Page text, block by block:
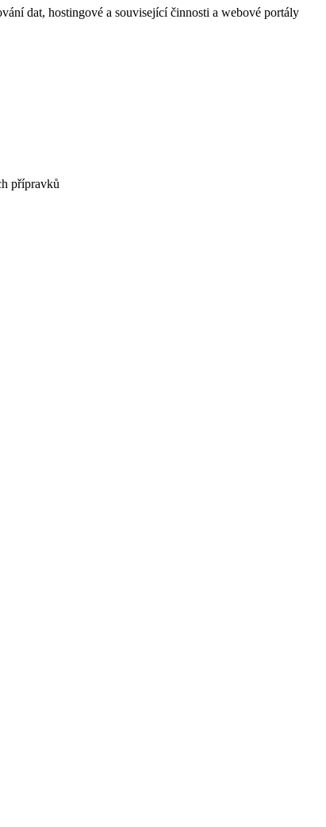
dat, hostingové a související činnosti a webové portály
přípravků